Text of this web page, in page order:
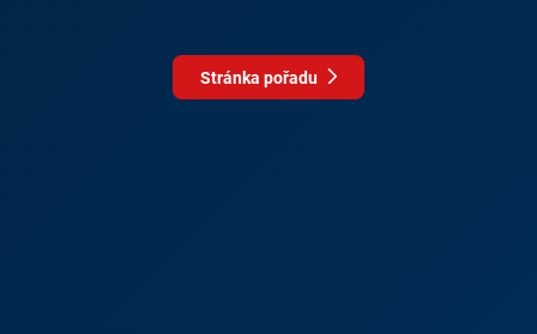
Stránka pořadu